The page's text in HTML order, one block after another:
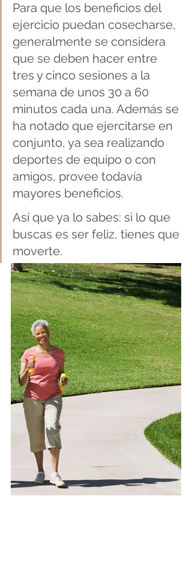
Para que los beneficios del
ejercicio puedan cosecharse,
generalmente se considera
que se deben hacer entre
tres y cinco sesiones a la
semana de unos 30 a 60
minutos cada una. Además se
ha notado que ejercitarse en
conjunto, ya sea realizando
deportes de equipo o con
amigos, provee todavía
mayores beneficios.
Así que ya lo sabes: si lo que
buscas es ser feliz, tienes que
moverte.